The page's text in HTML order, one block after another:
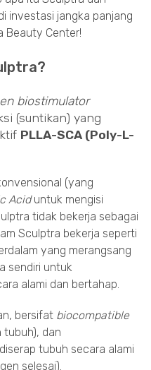
investasi jangka panjang
Beauty Center!
biostimulator
(suntikan) yang
PLLA-SCA (Poly-L-
(yang
Aciduntuk mengisi
tidak bekerja sebagai
Sculptra bekerja seperti
yang merangsang
sendiri untuk
alami dan bertahap.
bersifat biocompatible
tubuh), dan
tubuh secara alami
selesai).